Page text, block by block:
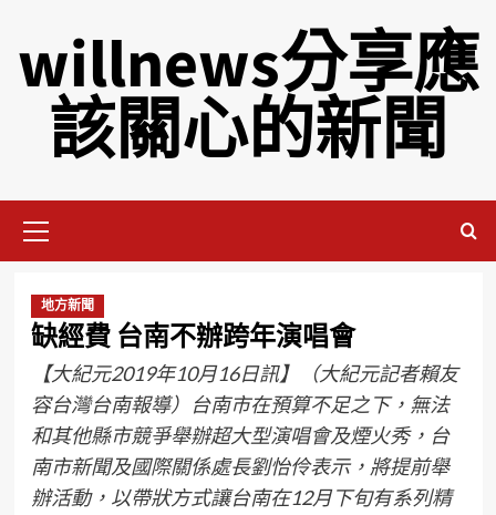
willnews分享應
該關心的新聞
地方新聞
缺經費 台南不辦跨年演唱會
【大紀元2019年10月16日訊】（大紀元記者賴友
容台灣台南報導）台南市在預算不足之下，無法
和其他縣市競爭舉辦超大型演唱會及煙火秀，台
南市新聞及國際關係處長劉怡伶表示，將提前舉
辦活動，以帶狀方式讓台南在12月下旬有系列精